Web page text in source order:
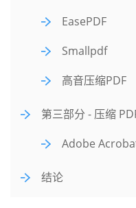
EasePDF
Smallpdf
高音压缩PDF
第三部分 - 压缩
Adobe
结论